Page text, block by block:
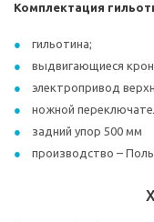
Комплектация
гильотина;
выдвигающиеся
электропривод
ножной
задний упор 500 мм
производство –